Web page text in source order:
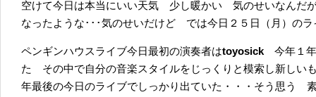
空けて今日は本当にいい天気 少し暖かい 気のせいなんだ
なったような･･･気のせいだけど では今日２５日（月）のラ
ペンギンハウスライブ今日最初の演奏者はtoyosick 今年１
た その中で自分の音楽スタイルをじっくりと模索し新しい
年最後の今日のライブでしっかり出ていた・・・そう思う